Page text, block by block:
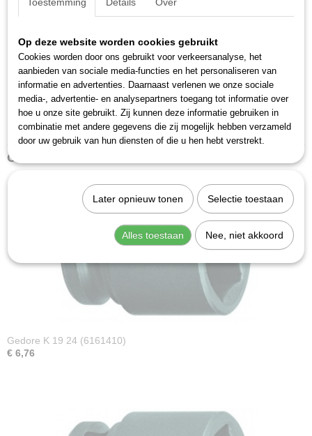
gewicht: 0,124 kg
aanbevolen toebehoren: KB 1970 15-27, KB 1975 15-27
aandrijfopname 4-kant: 1/2 inch
aandrijfopname 4-kant nominale maat: 12,5 mm
diameter 2: 30 mm
kopdiepte (a1 t): 8 mm
lengte (l l1): 38 mm
Ook interessant
Gedore K 19 24 (6161410)
€ 6,76
Op deze website worden cookies gebruikt
Cookies worden door ons gebruikt voor verkeersanalyse, het
aanbieden van sociale media-functies en het personaliseren van
informatie en advertenties. Daarnaast verlenen we onze sociale
media-, advertentie- en analysepartners toegang tot informatie over
hoe u onze site gebruikt. Zij kunnen deze informatie gebruiken in
combinatie met andere gegevens die zij mogelijk hebben verzameld
door uw gebruik van hun diensten of die u hen hebt verstrekt.
Later opnieuw tonen Selectie toestaan
Alles toestaan Nee, niet akkoord